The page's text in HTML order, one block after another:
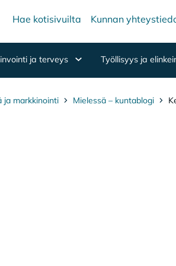
Hae kotisivuilta Kunnan
ja terveys Työllisyys ja
ja markkinointi Mielessä – kuntablogi